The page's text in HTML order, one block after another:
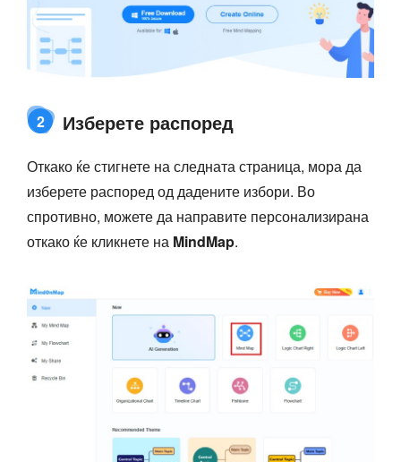
2 Изберете распоред
Откако ќе стигнете на следната страница, мора да
изберете распоред од дадените избори. Во
спротивно, можете да направите персонализирана
откако ќе кликнете на MindMap.